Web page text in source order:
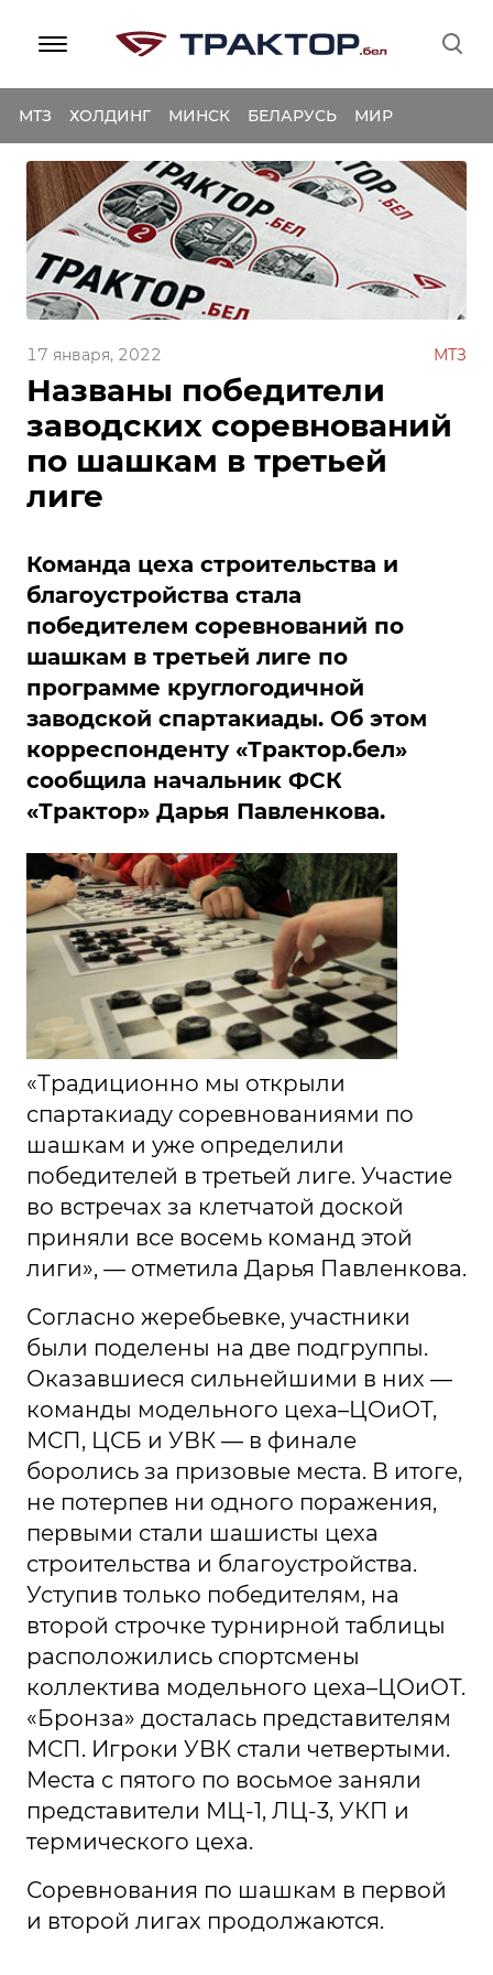
МТЗ ХОЛДИНГ МИНСК БЕЛАРУСЬ МИР
Названы победители
заводских соревнований
по шашкам в третьей
лиге
17 января, 2022 МТЗ
Команда цеха строительства и
благоустройства стала
победителем соревнований по
шашкам в третьей лиге по
программе круглогодичной
заводской спартакиады. Об этом
корреспонденту «Трактор.бел»
сообщила начальник ФСК
«Трактор» Дарья Павленкова.
«Традиционно мы открыли
спартакиаду соревнованиями по
шашкам и уже определили
победителей в третьей лиге. Участие
во встречах за клетчатой доской
приняли все восемь команд этой
лиги», — отметила Дарья Павленкова.
Согласно жеребьевке, участники
были поделены на две подгруппы.
Оказавшиеся сильнейшими в них —
команды модельного цеха–ЦОиОТ,
МСП, ЦСБ и УВК — в финале
боролись за призовые места. В итоге,
не потерпев ни одного поражения,
первыми стали шашисты цеха
строительства и благоустройства.
Уступив только победителям, на
второй строчке турнирной таблицы
расположились спортсмены
коллектива модельного цеха–ЦОиОТ.
«Бронза» досталась представителям
МСП. Игроки УВК стали четвертыми.
Места с пятого по восьмое заняли
представители МЦ-1, ЛЦ-3, УКП и
термического цеха.
Соревнования по шашкам в первой
и второй лигах продолжаются.